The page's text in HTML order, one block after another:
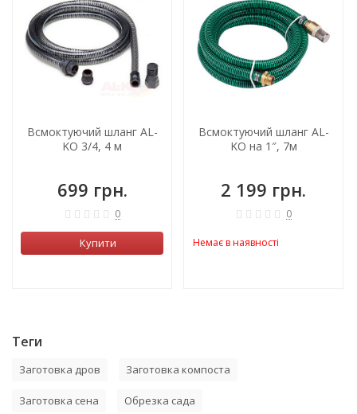
Всмоктуючий шланг AL-
KO 3/4, 4 м
699 грн.
0
Купити
Всмоктуючий шланг AL-
KO на 1″, 7м
2 199 грн.
0
Немає в наявності
Теги
Заготовка дров Заготовка компоста
Заготовка сена Обрезка сада